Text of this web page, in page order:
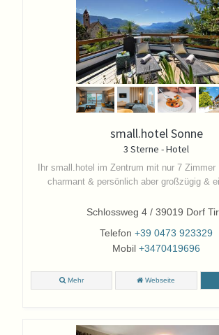
small.hotel Sonne
3 Sterne - Hotel
Ihr small.hotel im Zentrum mit nur 7 Zimmer
charmant & persönlich aber großzügig &
Schlossweg 4 / 39019 Dorf
Telefon +39 0473 923329
Mobil +3470419696
Mehr Webseite